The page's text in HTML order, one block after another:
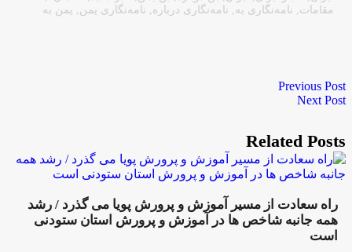
مقامات, نامه‌نگاری به, نامه‌نگاری درباره , نامه‌نگاری یمن , یمن به
Previous Post
Next Post
Related Posts
راه سعادت از مسیر آموزش و پرورش پویا می گذرد / رشد
همه جانبه شاخص ها در آموزش و پرورش استان ستودنی
است